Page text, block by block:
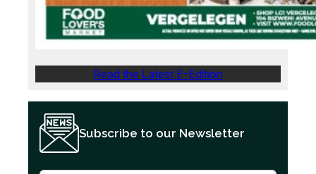
Read the Latest E-Edition
Subscribe to our Newsletter